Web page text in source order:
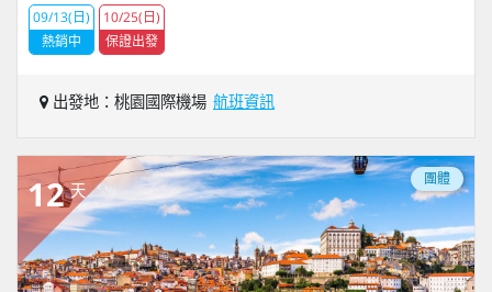
09/13(日)
熱銷中
10/25(日)
保證出發
出發地：桃園國際機場 航班資訊
12 天
團體